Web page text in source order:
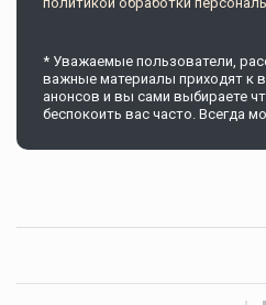
* Уважаемые пользователи,
важные материалы приходят к
анонсов и вы сами выбираете
беспокоить вас часто. Всегда